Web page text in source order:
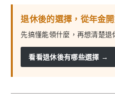
退休後的選擇，從年金
先搞懂能領什麼，再想清楚退
看看退休後有哪些選擇 →